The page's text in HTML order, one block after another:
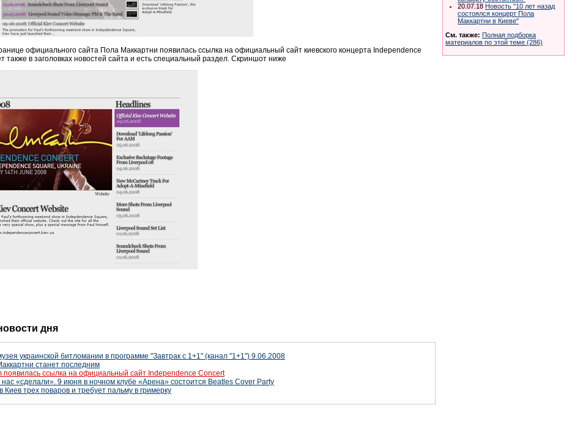
официального сайта Пола Маккартни появилась ссылка на официальный сайт киевского концерта Independence
также в заголовках новостей сайта и есть специальный раздел. Скриншот ниже
дня
украинской битломании в программе "Завтрак с 1+1" (канал "1+1") 9.06.2008
станет последним
появилась ссылка на официальный сайт Independence Concert
«сделали». 9 июня в ночном клубе «Арена» состоится Beatles Cover Party
Киев трех поваров и требует пальму в гримерку
20.07.18 Новость "10 лет назад
состоялся концерт Пола
Маккартни в Киеве"
См. также: Полная подборка
материалов по этой теме (286)